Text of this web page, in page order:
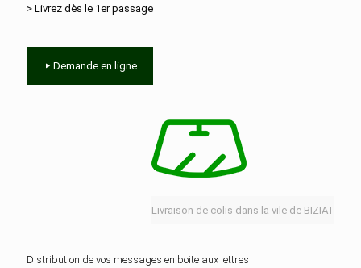
> Livrez dès le 1er passage
Demande en ligne
Livraison de colis dans la vile de BIZIAT
Distribution de vos messages en boite aux lettres